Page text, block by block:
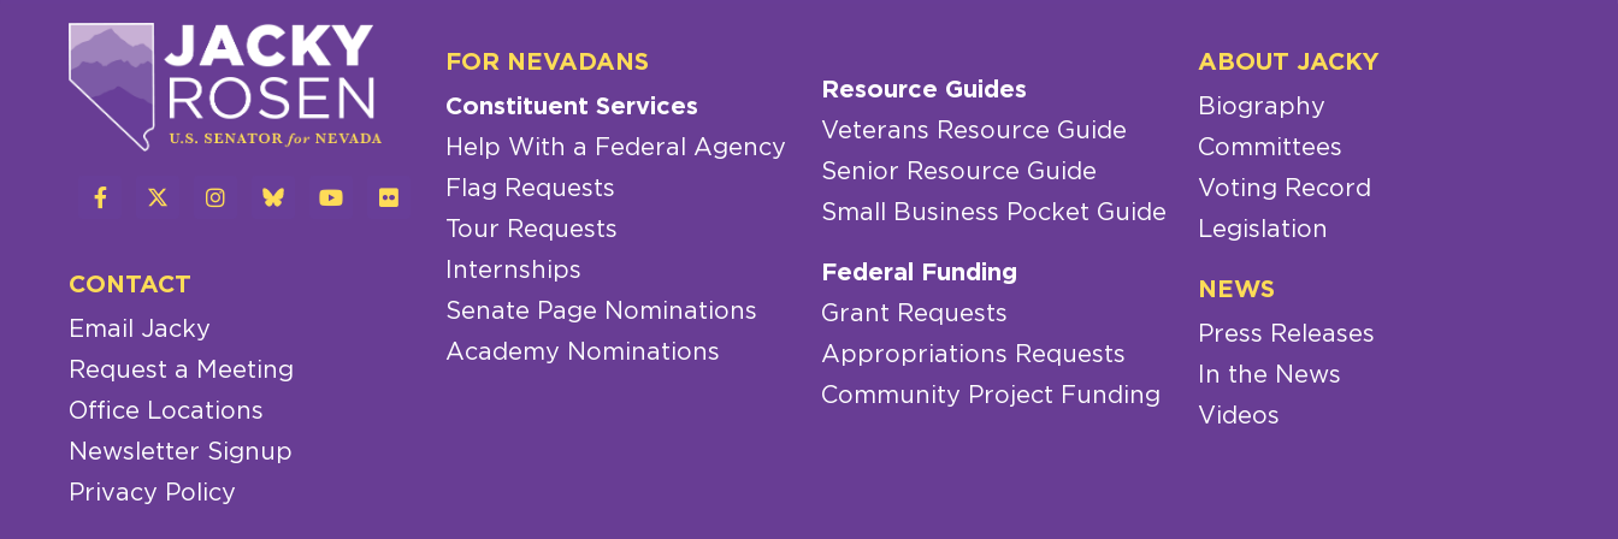
CONTACT
Email Jacky
Request a Meeting
Office Locations
Newsletter Signup
Privacy Policy
FOR NEVADANS
Constituent Services
Help With a Federal Agency
Flag Requests
Tour Requests
Internships
Senate Page Nominations
Academy Nominations
Resource Guides
Veterans Resource Guide
Senior Resource Guide
Small Business Pocket Guide
Federal Funding
Grant Requests
Appropriations Requests
Community Project Funding
ABOUT JACKY
Biography
Committees
Voting Record
Legislation
NEWS
Press Releases
In the News
Videos